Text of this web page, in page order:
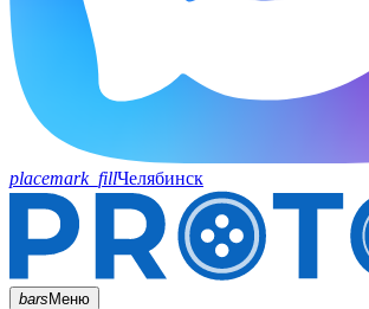
placemark_fillЧелябинск
barsМеню